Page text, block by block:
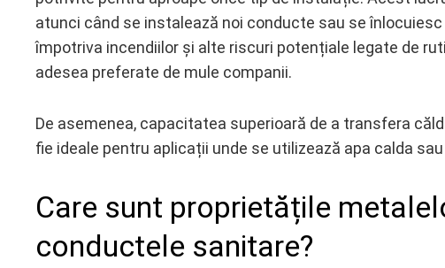
atunci când se instalează noi conducte sau se
împotriva incendiilor și alte riscuri potențiale legate de
adesea preferate de mule companii.
De asemenea, capacitatea superioară de a transfera
fie ideale pentru aplicații unde se utilizează apa calda
Care sunt proprietățile
conductele sanitare?